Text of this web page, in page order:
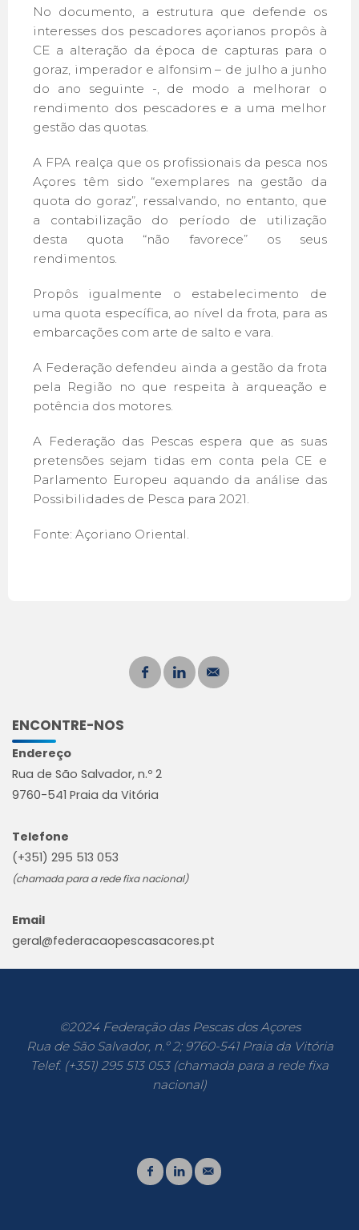
No documento, a estrutura que defende os
interesses dos pescadores açorianos propôs à
CE a alteração da época de capturas para o
goraz, imperador e alfonsim – de julho a junho
do ano seguinte -, de modo a melhorar o
rendimento dos pescadores e a uma melhor
gestão das quotas.
A FPA realça que os profissionais da pesca nos
Açores têm sido “exemplares na gestão da
quota do goraz”, ressalvando, no entanto, que
a contabilização do período de utilização
desta quota “não favorece” os seus
rendimentos.
Propôs igualmente o estabelecimento de
uma quota específica, ao nível da frota, para as
embarcações com arte de salto e vara.
A Federação defendeu ainda a gestão da frota
pela Região no que respeita à arqueação e
potência dos motores.
A Federação das Pescas espera que as suas
pretensões sejam tidas em conta pela CE e
Parlamento Europeu aquando da análise das
Possibilidades de Pesca para 2021.
Fonte: Açoriano Oriental.
ENCONTRE-NOS
Endereço
Rua de São Salvador, n.º 2
9760-541 Praia da Vitória
Telefone
(+351) 295 513 053
(chamada para a rede fixa nacional)
Email
geral@federacaopescasacores.pt
©2024 Federação das Pescas dos Açores
Rua de São Salvador, n.º 2; 9760-541 Praia da Vitória
Telef. (+351) 295 513 053 (chamada para a rede fixa
nacional)